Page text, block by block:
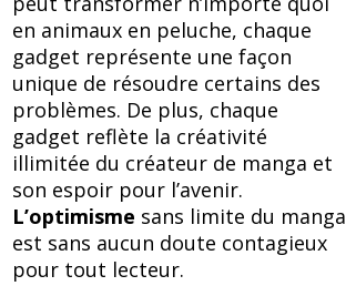
en animaux en peluche, chaque
gadget représente une façon
unique de résoudre certains des
problèmes. De plus, chaque
gadget reflète la créativité
illimitée du créateur de manga et
son espoir pour l’avenir.
L’optimisme sans limite du manga
est sans aucun doute contagieux
pour tout lecteur.